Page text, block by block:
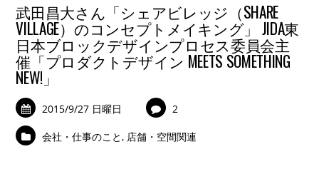
武田昌大さん「シェアビレッジ（SHARE
VILLAGE）のコンセプトメイキング」 JIDA東
日本ブロックデザインプロセス委員会主
催「プロダクトデザイン MEETS SOMETHING
NEW!」
2015/9/27 日曜日 2
会社・仕事のこと, 店舗・空間関連